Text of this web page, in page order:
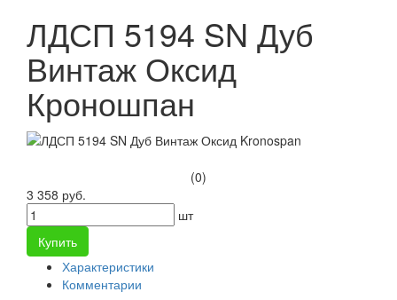
ЛДСП 5194 SN Дуб
Винтаж Оксид
Кроношпан
(0)
3 358 руб.
шт
Купить
Характеристики
Комментарии